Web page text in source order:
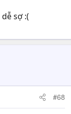
sợ :(
#68